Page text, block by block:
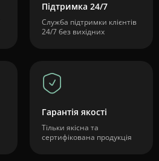
Підтримка 24/7
Служба підтримки клієнтів
24/7 без вихідних
Гарантія якості
Тільки якісна та
сертифікована продукція